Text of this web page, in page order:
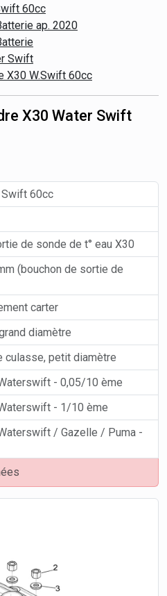
60cc
ap. 2020
Swift
X30 W.Swift 60cc
X30 Water Swift
Swift 60cc
de sonde de t° eau X30
(bouchon de sortie de
carter
diamètre
culasse, petit diamètre
- 0,05/10 ème
- 1/10 ème
/ Gazelle / Puma -